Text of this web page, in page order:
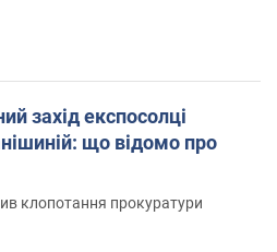
клопотання прокуратури